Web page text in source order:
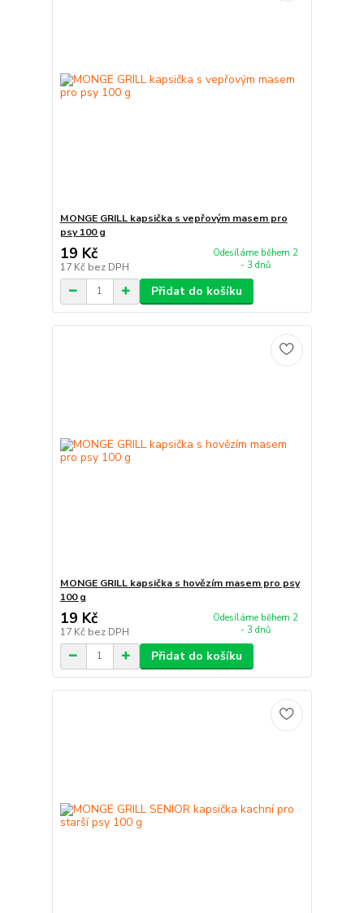
MONGE GRILL kapsička s vepřovým masem pro
psy 100 g
19 Kč
17 Kč bez DPH
Odesíláme během 2
- 3 dnů
Přidat do košíku
MONGE GRILL kapsička s hovězím masem pro psy
100 g
19 Kč
17 Kč bez DPH
Odesíláme během 2
- 3 dnů
Přidat do košíku